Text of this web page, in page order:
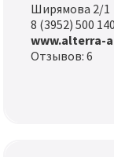
Ширямова 2/1
8 (3952) 500 140
www.alterra-
Отзывов: 6